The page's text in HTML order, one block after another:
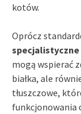
kotów.
Oprócz
mogą wspierać
białka, ale
tłuszczowe,
funkcjonowania